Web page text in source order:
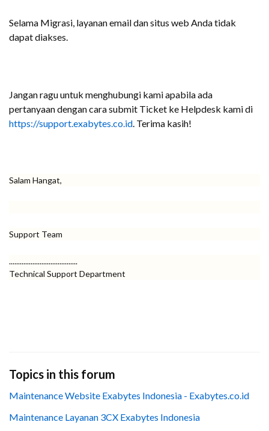
Selama Migrasi, layanan email dan situs web Anda tidak
dapat diakses.
Jangan ragu untuk menghubungi kami apabila ada
pertanyaan dengan cara submit Ticket ke Helpdesk kami di
https://support.exabytes.co.id. Terima kasih!
Salam Hangat,
Support Team
......................................
Technical Support Department
Topics in this forum
Maintenance Website Exabytes Indonesia - Exabytes.co.id
Maintenance Layanan 3CX Exabytes Indonesia